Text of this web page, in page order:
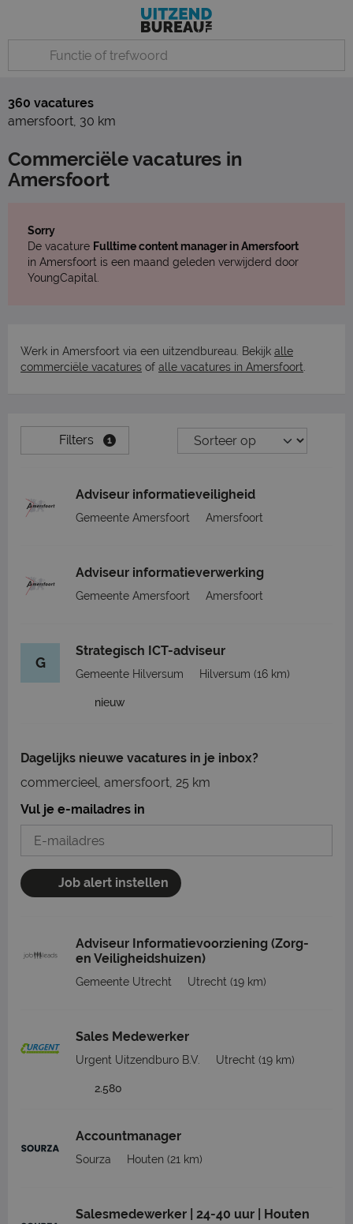
360 vacatures
amersfoort, 30 km
Commerciële vacatures in
Amersfoort
Sorry
De vacature Fulltime content manager in Amersfoort
in Amersfoort is een maand geleden verwijderd door
YoungCapital.
Werk in Amersfoort via een uitzendbureau. Bekijk alle
commerciële vacatures of alle vacatures in Amersfoort
Filters 1
Adviseur informatieveiligheid
Gemeente Amersfoort Amersfoort
Adviseur informatieverwerking
Gemeente Amersfoort Amersfoort
G
Strategisch ICT-adviseur
Gemeente Hilversum Hilversum (16 km)
nieuw
Dagelijks nieuwe vacatures in je inbox?
commercieel, amersfoort, 25 km
Vul je e-mailadres in
Job alert instellen
Adviseur Informatievoorziening (Zorg-
en Veiligheidshuizen)
Gemeente Utrecht Utrecht (19 km)
Sales Medewerker
Urgent Uitzendburo B.V. Utrecht (19 km)
2.580
Accountmanager
Sourza Houten (21 km)
Salesmedewerker | 24-40 uur | Houten